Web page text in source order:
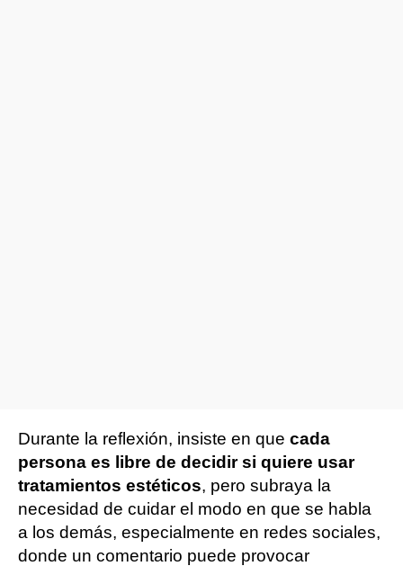
Durante la reflexión, insiste en que cada
persona es libre de decidir si quiere usar
tratamientos estéticos, pero subraya la
necesidad de cuidar el modo en que se habla
a los demás, especialmente en redes sociales,
donde un comentario puede provocar